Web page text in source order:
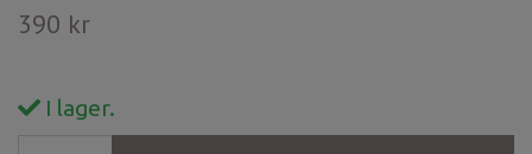
390 kr
I lager.